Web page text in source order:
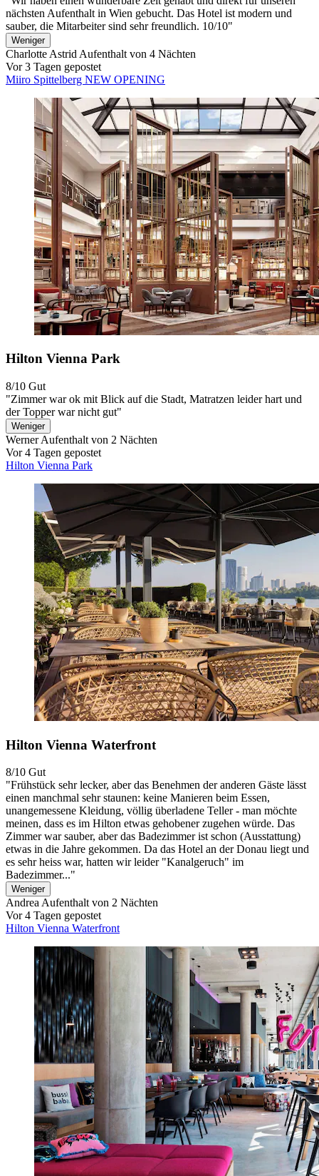
nächsten Aufenthalt in Wien gebucht. Das Hotel ist modern und
sauber, die Mitarbeiter sind sehr freundlich. 10/10"
Weniger
Charlotte Astrid Aufenthalt von 4 Nächten
Vor 3 Tagen gepostet
Miiro Spittelberg NEW OPENING
Hilton Vienna Park
8/10 Gut
"Zimmer war ok mit Blick auf die Stadt, Matratzen leider hart und
der Topper war nicht gut"
Weniger
WernerAufenthalt von 2 Nächten
Vor 4 Tagen gepostet
Hilton Vienna Park
Hilton Vienna Waterfront
8/10 Gut
"Frühstück sehr lecker, aber das Benehmen der anderen Gäste lässt
einen manchmal sehr staunen: keine Manieren beim Essen,
unangemessene Kleidung, völlig überladene Teller - man möchte
meinen, dass es im Hilton etwas gehobener zugehen würde. Das
Zimmer war sauber, aber das Badezimmer ist schon (Ausstattung)
etwas in die Jahre gekommen. Da das Hotel an der Donau liegt und
es sehr heiss war, hatten wir leider "Kanalgeruch" im
Badezimmer..."
Weniger
AndreaAufenthalt von 2 Nächten
Vor 4 Tagen gepostet
Hilton Vienna Waterfront